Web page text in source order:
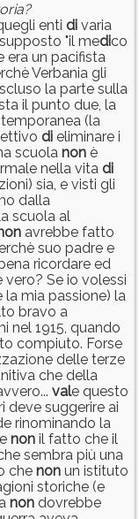
enti di varia
"il medico
era un pacifista
Verbania gli
la parte sulla
il punto due, la
(la
di eliminare i
scuola non è
nella vita di
sia, e visti gli
dalla
scuola al
avrebbe fatto
suo padre e
ricordare ed
Se io volessi
la mia passione) la
bravo a
nel 1915, quando
compiuto. Forse
delle terze
che della
vale questo
deve suggerire ai
rinominando la
non il fatto che il
sembra più una
che non un istituto
storiche (e
non dovrebbe